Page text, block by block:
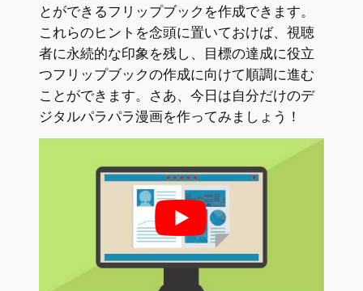
とができるフリップブックを作成できます。
これらのヒントを念頭に置いておけば、視聴
者に永続的な印象を残し、目標の達成に役立
つフリップブックの作成に向けて順調に進む
ことができます。さあ、今日は自分だけのデ
ジタルパラパラ漫画を作ってみましょう！